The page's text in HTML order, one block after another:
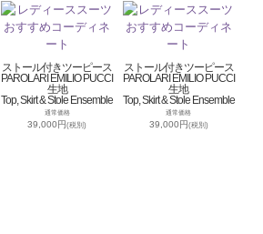
ストール付きツーピース
PAROLARI EMILIO PUCCI
生地
Top, Skirt & Stole Ensemble
通常価格
39,000円(税別)
ストール付きツーピース
PAROLARI EMILIO PUCCI
生地
Top, Skirt & Stole Ensemble
通常価格
39,000円(税別)